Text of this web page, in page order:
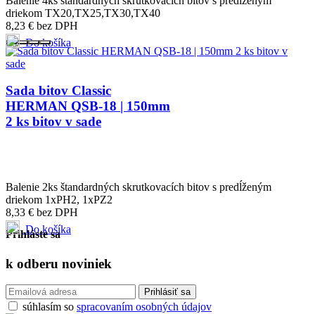
driekom TX20,TX25,TX30,TX40
8,23 € bez DPH
Do košíka
Sada bitov Classic
HERMAN QSB-18 | 150mm
2 ks bitov v sade
Balenie 2ks štandardných skrutkovacích bitov s predĺženým
driekom 1xPH2, 1xPZ2
8,33 € bez DPH
Do košíka
Prihláste sa
k odberu noviniek
súhlasím so spracovaním osobných údajov